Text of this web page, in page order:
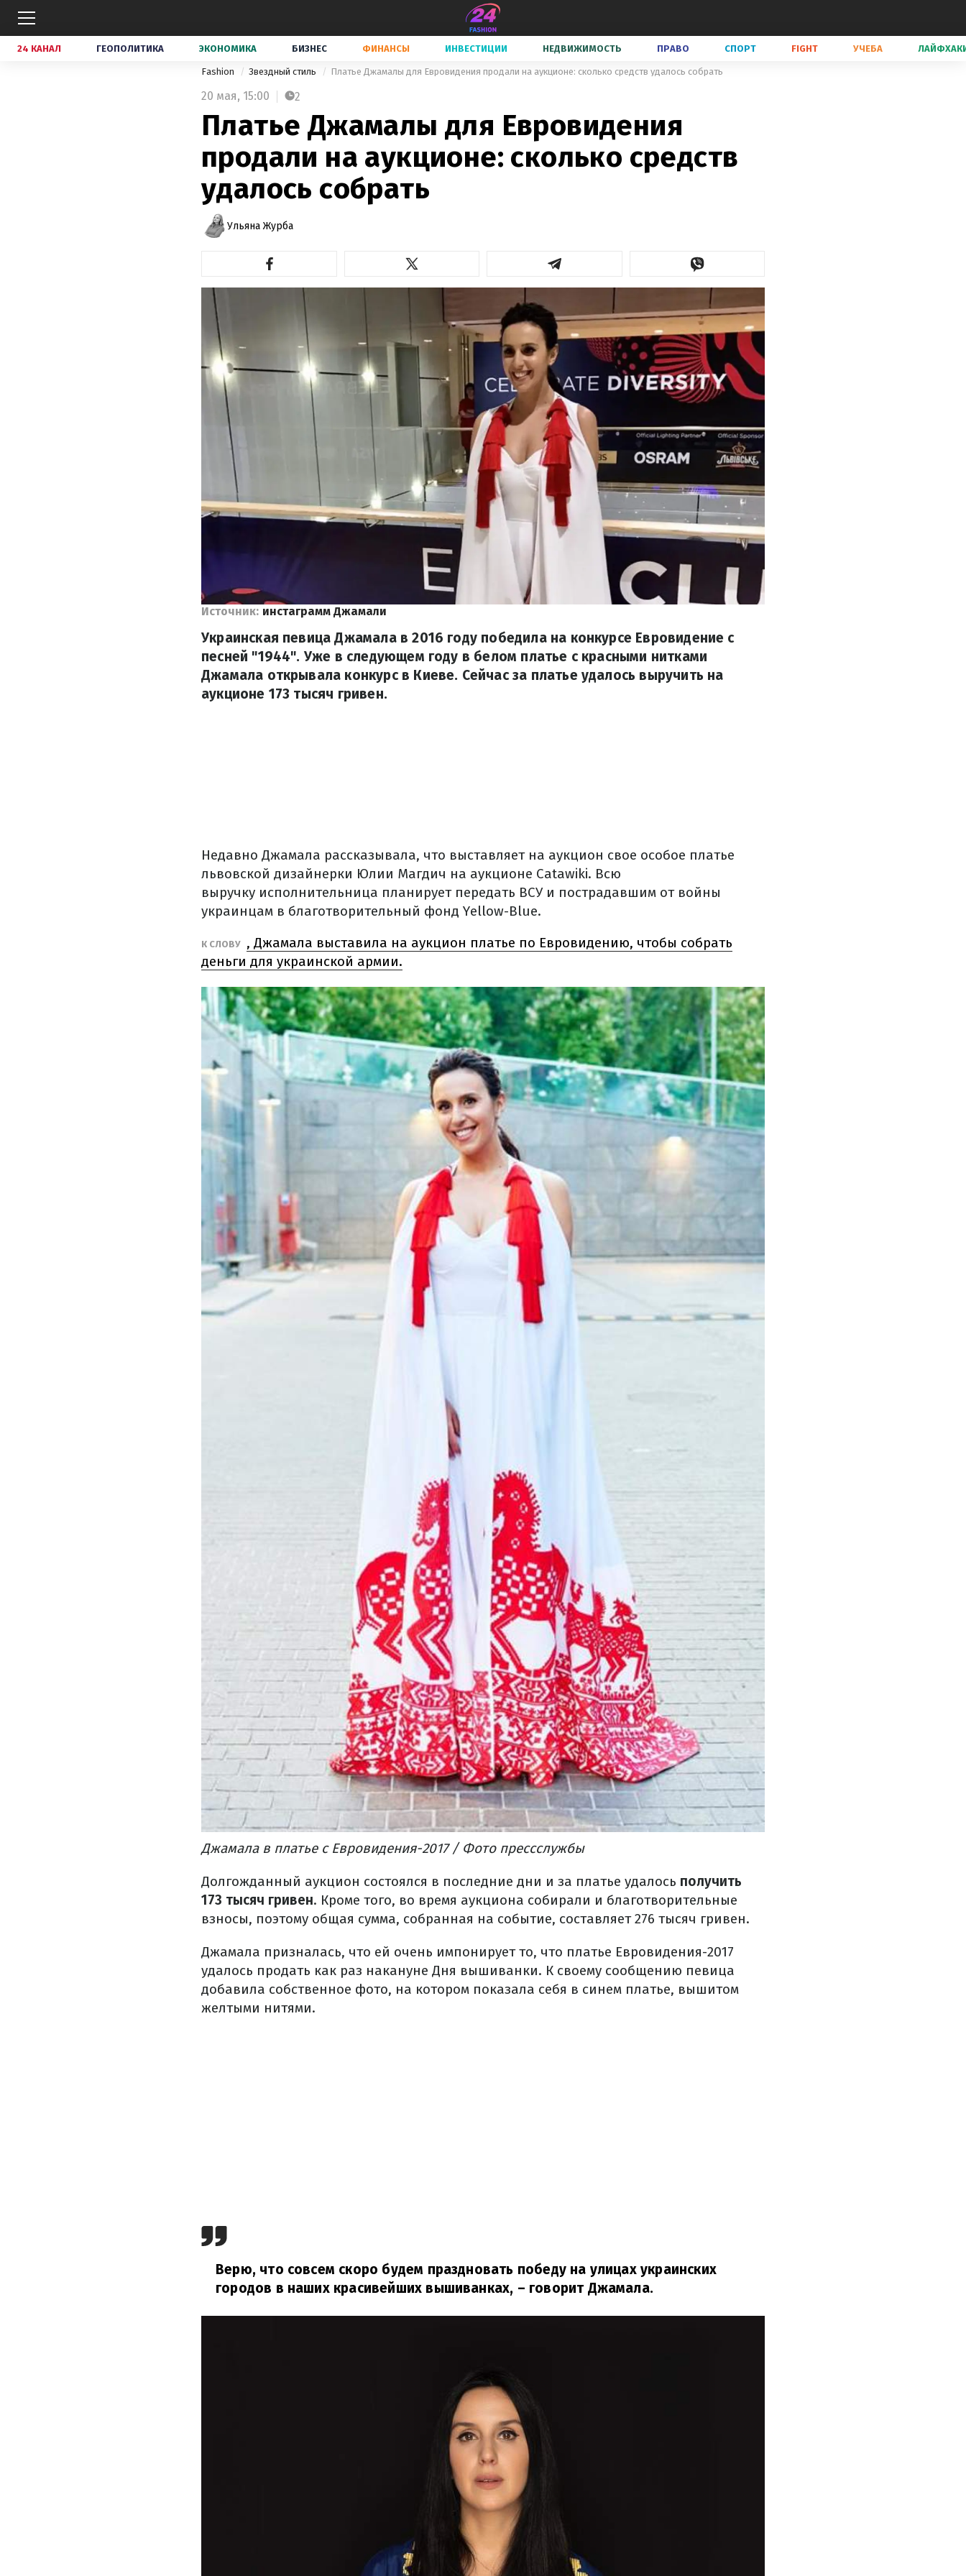
24 КАНАЛ ГЕОПОЛИТИКА ЭКОНОМИКА БИЗНЕС ФИНАНСЫ ИНВЕСТИЦИИ НЕДВИЖИМОСТЬ ПРАВО СПОРТ FIGHT УЧЕБА
Fashion Звездный стиль Платье Джамалы для Евровидения продали на аукционе: сколько средств удалось собрать
20 мая, 15:00 2
Платье Джамалы для Евровидения
продали на аукционе: сколько средств
удалось собрать
Ульяна Журба
Источник: инстаграмм Джамали
Украинская певица Джамала в 2016 году победила на конкурсе Евровидение с
песней "1944". Уже в следующем году в белом платье с красными нитками
Джамала открывала конкурс в Киеве. Сейчас за платье удалось выручить на
аукционе 173 тысяч гривен.
Недавно Джамала рассказывала, что выставляет на аукцион свое особое платье
львовской дизайнерки Юлии Магдич на аукционе Catawiki. Всю
выручку исполнительница планирует передать ВСУ и пострадавшим от войны
украинцам в благотворительный фонд Yellow-Blue.
К СЛОВУ , Джамала выставила на аукцион платье по Евровидению, чтобы собрать
деньги для украинской армии.
Джамала в платье с Евровидения-2017 / Фото прессслужбы
Долгожданный аукцион состоялся в последние дни и за платье удалось получить
173 тысяч гривен. Кроме того, во время аукциона собирали и благотворительные
взносы, поэтому общая сумма, собранная на событие, составляет 276 тысяч гривен.
Джамала призналась, что ей очень импонирует то, что платье Евровидения-2017
удалось продать как раз накануне Дня вышиванки. К своему сообщению певица
добавила собственное фото, на котором показала себя в синем платье, вышитом
желтыми нитями.
Верю, что совсем скоро будем праздновать победу на улицах украинских
городов в наших красивейших вышиванках, – говорит Джамала.